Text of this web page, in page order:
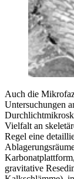
Auch die
Untersuchungen
Vielfalt an
Regel eine
gravitative